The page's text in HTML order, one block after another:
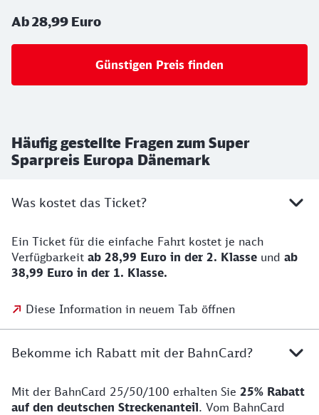
Ab 28,99 Euro
Günstigen Preis finden
Häufig gestellte Fragen zum Super
Sparpreis Europa Dänemark
Was kostet das Ticket?
Ein Ticket für die einfache Fahrt kostet je nach
Verfügbarkeit ab 28,99 Euro in der 2. Klasse und ab
38,99 Euro in der 1. Klasse.
Diese Information in neuem Tab öffnen
Bekomme ich Rabatt mit der BahnCard?
Mit der BahnCard 25/50/100 erhalten Sie 25% Rabatt
auf den deutschen Streckenanteil. Vom BahnCard